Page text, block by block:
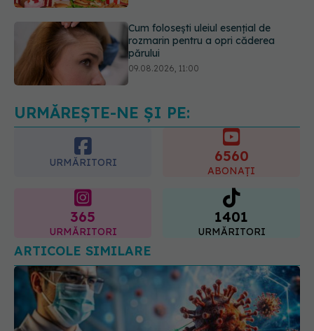
Ce este testul TORCH și cine trebuie
să-l facă. Ce înseamnă un rezultat
URMĂREȘTE-NE ȘI PE:
URMĂRITORI 6560
ABONAȚI
365
URMĂRITORI
1401
URMĂRITORI
ARTICOLE SIMILARE